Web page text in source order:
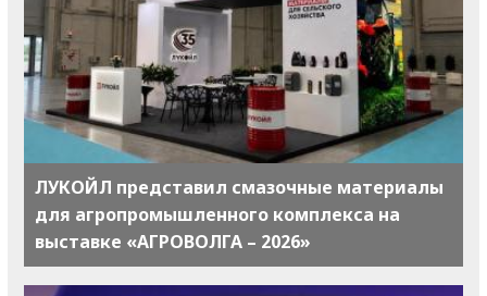
ЛУКОЙЛ представил смазочные материалы
для агропромышленного комплекса на
выставке «АГРОВОЛГА – 2026»